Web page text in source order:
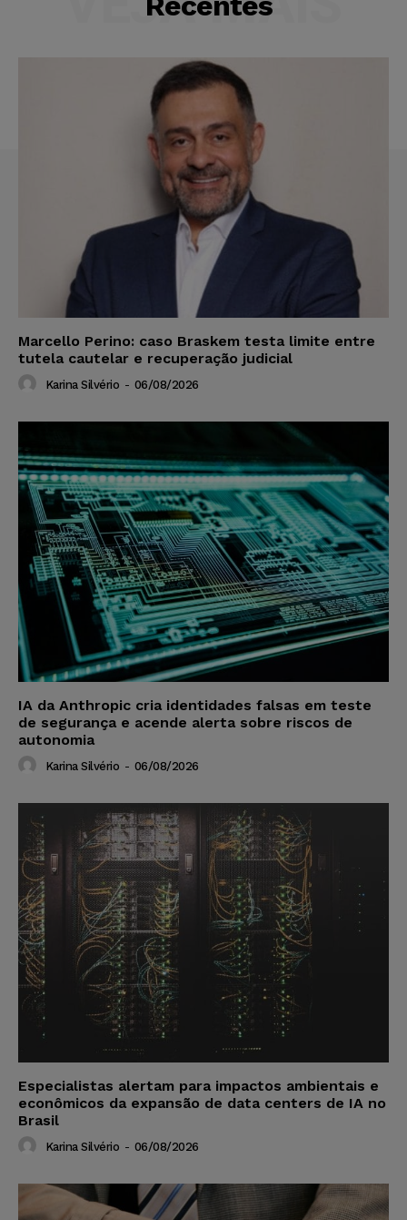
Marcello Perino: caso Braskem testa limite entre
tutela cautelar e recuperação judicial
Karina Silvério - 06/08/2026
IA da Anthropic cria identidades falsas em teste
de segurança e acende alerta sobre riscos de
autonomia
Karina Silvério - 06/08/2026
Especialistas alertam para impactos ambientais e
econômicos da expansão de data centers de IA no
Brasil
Karina Silvério - 06/08/2026